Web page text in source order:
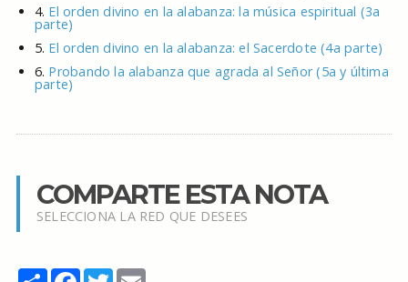
4. El orden divino en la alabanza: la música espiritual (3a
parte)
5. El orden divino en la alabanza: el Sacerdote (4a parte)
6. Probando la alabanza que agrada al Señor (5a y última
parte)
COMPARTE ESTA NOTA
SELECCIONA LA RED QUE DESEES
Share Facebook
TwitterEmail